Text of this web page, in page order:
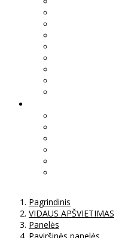
Pagrindinis
VIDAUS APŠVIETIMAS
Panelės
Paviršinės panelės